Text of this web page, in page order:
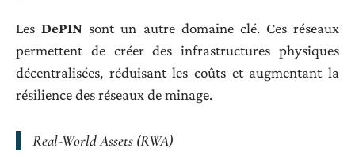
LesDePIN sont un autre domaine clé. Ces réseaux
permettent de créer des infrastructures physiques
décentralisées, réduisant les coûts et augmentant la
résilience des réseaux de minage.
Real-World Assets (RWA)